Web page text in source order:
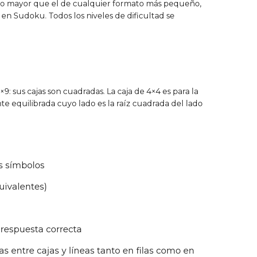
mayor que el de cualquier formato más pequeño,
Sudoku. Todos los niveles de dificultad se
cajas son cuadradas. La caja de 4×4 es para la
equilibrada cuyo lado es la raíz cuadrada del lado
símbolos
correcta
entre cajas y líneas tanto en filas como en